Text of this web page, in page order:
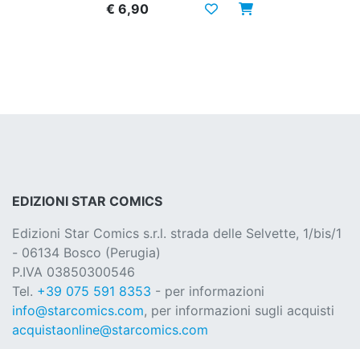
€ 6,90
EDIZIONI STAR COMICS
Edizioni Star Comics s.r.l. strada delle Selvette, 1/bis/1
- 06134 Bosco (Perugia)
P.IVA 03850300546
Tel. +39 075 591 8353 - per informazioni
info@starcomics.com, per informazioni sugli acquisti
acquistaonline@starcomics.com